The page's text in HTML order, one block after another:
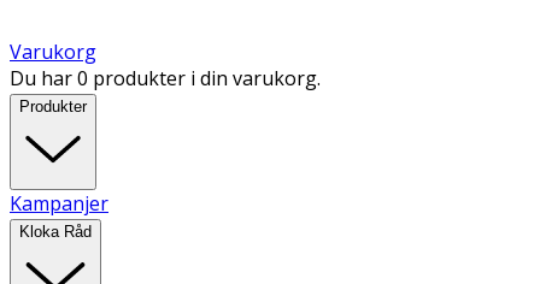
Varukorg
Du har 0 produkter i din varukorg.
Produkter
Kampanjer
Kloka Råd